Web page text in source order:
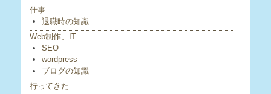
仕事
退職時の知識
Web制作、IT
SEO
wordpress
ブログの知識
行ってきた